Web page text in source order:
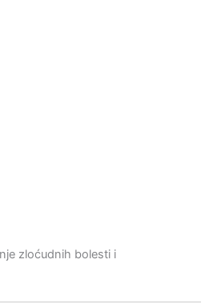
zloćudnih bolesti i